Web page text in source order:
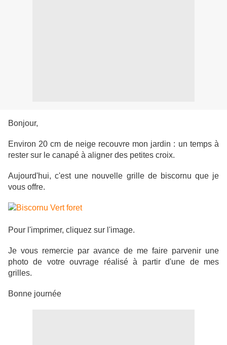
Bonjour,
Environ 20 cm de neige recouvre mon jardin : un temps à
rester sur le canapé à aligner des petites croix.
Aujourd'hui, c'est une nouvelle grille de biscornu que je
vous offre.
Pour l'imprimer, cliquez sur l'image.
Je vous remercie par avance de me faire parvenir une
photo de votre ouvrage réalisé à partir d'une de mes
grilles.
Bonne journée